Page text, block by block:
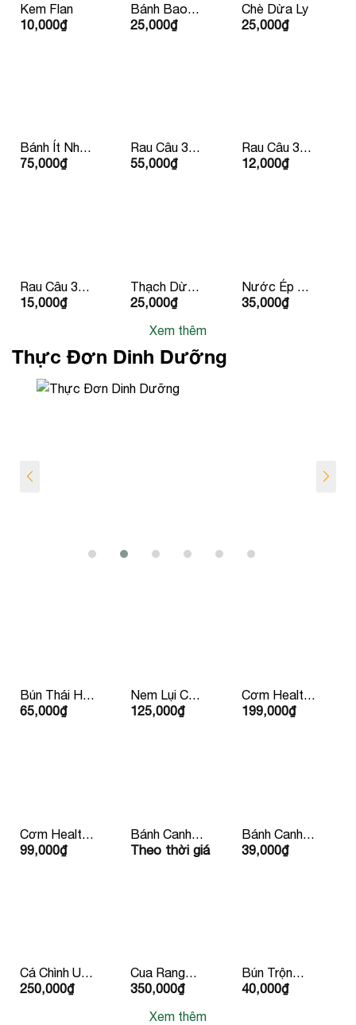
Kem Flan
10,000₫
Bánh Bao
Nhân Thịt Xá
25,000₫
Chè Dừa Ly
25,000₫
Bánh Ít Nhân
Tôm Thịt
75,000₫
Rau Câu 3
Màu
55,000₫
Rau Câu 3
Màu Chén
12,000₫
Rau Câu 3
Màu Ly
15,000₫
Thạch Dừa
Hạt Chia
25,000₫
Nước Ép Cà
Chua
35,000₫
Xem thêm
Thực Đơn Dinh Dưỡng
Bún Thái Hải
Sản
65,000₫
Nem Lụi Chín
Kèm Rau
125,000₫
Cơm Healthy
Sườn Bò Mỹ
199,000₫
Cơm Healthy
Kèm Nước
99,000₫
Bánh Canh
Chay Kèm
Theo thời giá
Bánh Canh
Xương Bean
39,000₫
Cá Chình Um
Chuối 2
250,000₫
Cua Rang
Me
350,000₫
Bún Trộn
Chay
40,000₫
Xem thêm